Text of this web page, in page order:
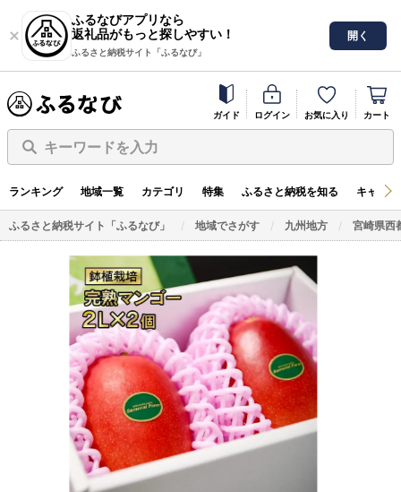
ふるなびアプリなら
返礼品がもっと探しやすい！
ふるさと納税サイト「ふるなび」
開く
ガイド ログイン お気に入り カート
キーワードを入力
ランキング 地域一覧 カテゴリ 特集 ふるさと納税を知る キャン
ふるさと納税サイト「ふるなび」 地域でさがす 九州地方 宮崎県西